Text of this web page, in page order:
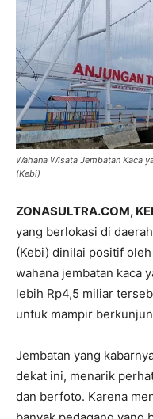
Wahana Wisata Jembatan Kaca
(Kebi)
ZONASULTRA.COM,
yang berlokasi di
(Kebi) dinilai positif
wahana jembatan kaca
lebih Rp4,5 miliar
untuk mampir
Jembatan yang
dekat ini, menarik
dan berfoto. Karena